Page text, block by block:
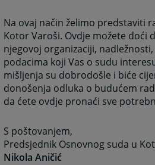
Na ovaj način želimo predstaviti
Kotor Varoši. Ovdje možete doći
njegovoj organizaciji,
podacima koji Vas o sudu
mišljenja su dobrodošle i biće
donošenja odluka o budućem
da ćete ovdje pronaći sve
S poštovanjem,
Predsjednik Osnovnog suda u
Nikola Aničić